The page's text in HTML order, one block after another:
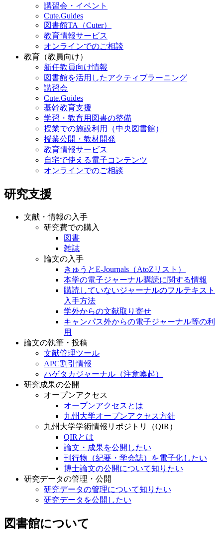
講習会・イベント
Cute.Guides
図書館TA（Cuter）
教育情報サービス
オンラインでのご相談
教育（教員向け）
新任教員向け情報
図書館を活用したアクティブラーニング
講習会
Cute.Guides
基幹教育支援
学習・教育用図書の整備
授業での施設利用（中央図書館）
授業公開・教材開発
教育情報サービス
自宅で使える電子コンテンツ
オンラインでのご相談
研究支援
文献・情報の入手
研究費での購入
図書
雑誌
論文の入手
きゅうとE-Journals（AtoZリスト）
本学の電子ジャーナル購読に関する情報
購読していないジャーナルのフルテキスト
入手方法
学外からの文献取り寄せ
キャンパス外からの電子ジャーナル等の利
用
論文の執筆・投稿
文献管理ツール
APC割引情報
ハゲタカジャーナル（注意喚起）
研究成果の公開
オープンアクセス
オープンアクセスとは
九州大学オープンアクセス方針
九州大学学術情報リポジトリ（QIR）
QIRとは
論文・成果を公開したい
刊行物（紀要・学会誌）を電子化したい
博士論文の公開について知りたい
研究データの管理・公開
研究データの管理について知りたい
研究データを公開したい
図書館について